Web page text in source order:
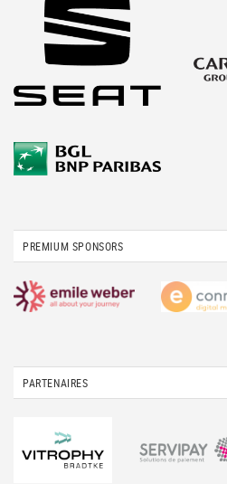
PREMIUM SPONSORS
PARTENAIRES